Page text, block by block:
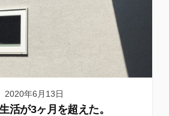
2020年6月13日
活が3ヶ月を超えた。